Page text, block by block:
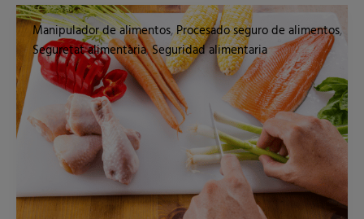
Manipulador de alimentos,Procesado seguro de alimentos,
Seguretat alimentària,Seguridad alimentaria
10
falsos
mites
sobre
seguretat
alimentària
que
no
has
creure.